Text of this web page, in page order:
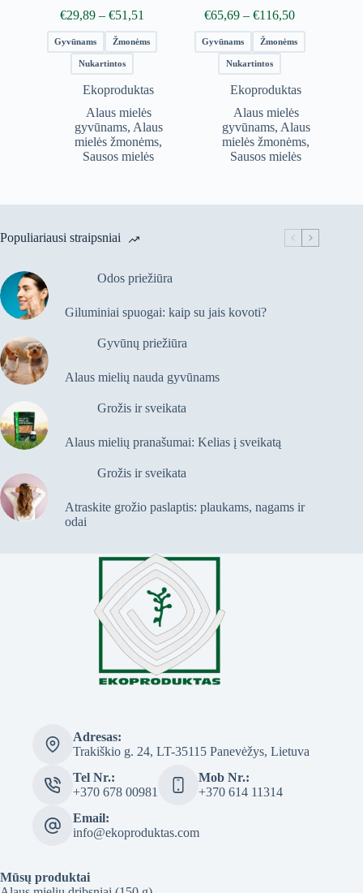
€29,89 – €51,51
range:
€29,89
Gyvūnams Žmonėms
Nukartintos
Ekoproduktas
Alaus mielės
gyvūnams, Alaus
mielės žmonėms,
Sausos mielės
€65,69 – €116,50Price
range:
€65,69
Gyvūnams Žmonėms
Nukartintos
Ekoproduktas
Alaus mielės
gyvūnams, Alaus
mielės žmonėms,
Sausos mielės
Populiariausi straipsniai
Odos priežiūra
Giluminiai spuogai: kaip su jais kovoti?
Gyvūnų priežiūra
Alaus mielių nauda gyvūnams
Grožis ir sveikata
Alaus mielių pranašumai: Kelias į sveikatą
Grožis ir sveikata
Atraskite grožio paslaptis: plaukams, nagams ir
odai
Adresas:
Trakiškio g. 24, LT-35115 Panevėžys, Lietuva
Tel Nr.:
+370 678 00981
Mob Nr.:
+370 614 11314
Email:
info@ekoproduktas.com
Mūsų produktai